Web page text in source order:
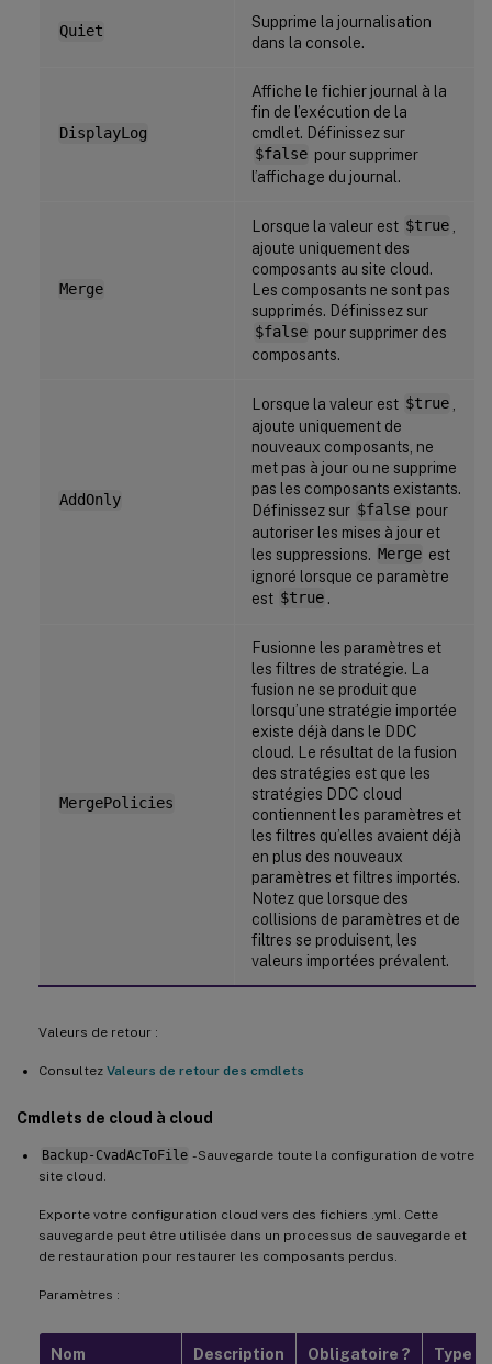
Quiet
Supprime la journalisation
dans la console.
DisplayLog
Affiche le fichier journal à la
fin de l’exécution de la
cmdlet. Définissez sur
$false pour supprimer
l’affichage du journal.
Merge
Lorsque la valeur est $true
ajoute uniquement des
composants au site cloud.
Les composants ne sont pas
supprimés. Définissez sur
$false pour supprimer des
composants.
AddOnly
Lorsque la valeur est $true
ajoute uniquement de
nouveaux composants, ne
met pas à jour ou ne supprime
pas les composants existants.
Définissez sur $false pour
autoriser les mises à jour et
les suppressions. Merge est
ignoré lorsque ce paramètre
est $true .
MergePolicies
Fusionne les paramètres et
les filtres de stratégie. La
fusion ne se produit que
lorsqu’une stratégie importée
existe déjà dans le DDC
cloud. Le résultat de la fusion
des stratégies est que les
stratégies DDC cloud
contiennent les paramètres et
les filtres qu’elles avaient déjà
en plus des nouveaux
paramètres et filtres importés.
Notez que lorsque des
collisions de paramètres et de
filtres se produisent, les
valeurs importées prévalent.
Valeurs de retour :
Consultez Valeurs de retour des cmdlets
Cmdlets de cloud à cloud
Backup-CvadAcToFile - Sauvegarde toute la configuration de votre
site cloud.
Exporte votre configuration cloud vers des fichiers .yml. Cette
sauvegarde peut être utilisée dans un processus de sauvegarde et
de restauration pour restaurer les composants perdus.
Paramètres :
Nom Description Obligatoire ? Type